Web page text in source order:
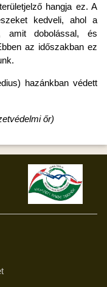
hangja ez. A
kedveli, ahol a
amit dobolással, és
az időszakban ez
hazánkban védett
őr)